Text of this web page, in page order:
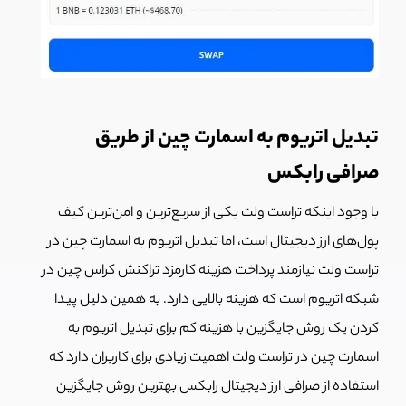
تبدیل اتریوم به اسمارت چین از طریق
صرافی رابکس
با وجود اینکه تراست ولت یکی از سریع‌ترین و امن‌ترین کیف
پول‌های ارز دیجیتال است، اما تبدیل اتریوم به اسمارت چین در
تراست ولت نیازمند پرداخت هزینه کارمزد تراکنش کراس چین در
شبکه اتریوم است که هزینه بالایی دارد. به همین دلیل پیدا
کردن یک روش جایگزین با هزینه کم برای تبدیل اتریوم به
اسمارت چین در تراست ولت اهمیت زیادی برای کاربران دارد که
استفاده از صرافی ارز دیجیتال رابکس بهترین روش جایگزین